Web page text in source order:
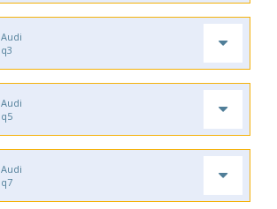
Audi
q3
Audi
q5
Audi
q7